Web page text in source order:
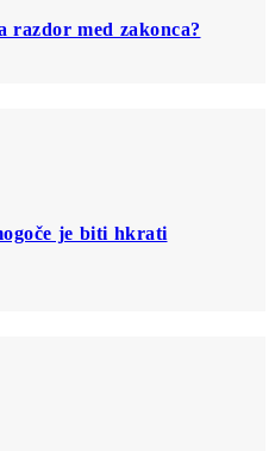
razdor med zakonca?
je biti hkrati